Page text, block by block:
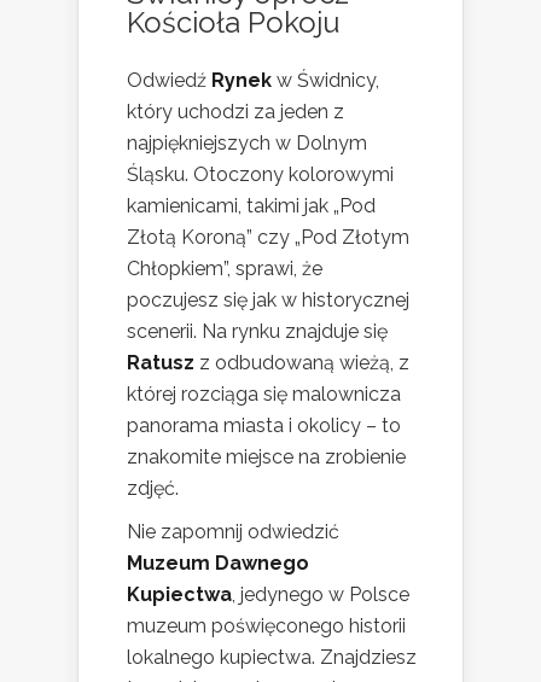
Kościoła Pokoju
Odwiedź Rynek w Świdnicy,
który uchodzi za jeden z
najpiękniejszych w Dolnym
Śląsku. Otoczony kolorowymi
kamienicami, takimi jak „Pod
Złotą Koroną” czy „Pod Złotym
Chłopkiem”, sprawi, że
poczujesz się jak w historycznej
scenerii. Na rynku znajduje się
Ratusz z odbudowaną wieżą, z
której rozciąga się malownicza
panorama miasta i okolicy – to
znakomite miejsce na zrobienie
zdjęć.
Nie zapomnij odwiedzić
Muzeum Dawnego
Kupiectwa , jedynego w Polsce
muzeum poświęconego historii
lokalnego kupiectwa. Znajdziesz